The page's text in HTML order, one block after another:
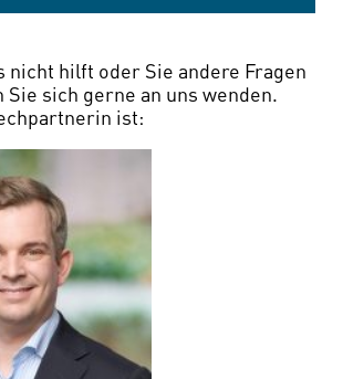
nicht hilft oder Sie andere Fragen
Sie sich gerne an uns wenden.
ist: